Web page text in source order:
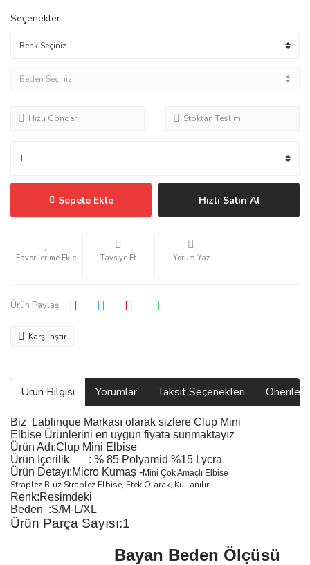
Seçenekler
Hızlı Gönderi Stoktan Teslim
Sepete Ekle Hızlı Satın Al
Tavsiye Et Yorum Yaz
Ürün Paylaş :
Karşılaştır
Ürün Bilgisi Yorumlar Taksit Seçenekleri
Biz Lablinque Markası olarak sizlere Clup Mini
Elbise Ürünlerini en uygun fiyata sunmaktayız
Ürün Adı:Clup Mini Elbise
Ürün çerilik : % 85 Polyamid %15 Lycra
Ürün Detayı:Micro Kumaş -Mini Çok Amaçlı Elbise
Straplez Bluz Straplez Elbise, Etek Olarak, Kullanılır
Renk:Resimdeki
Beden :S/M-L/XL
Ürün Parça Sayısı:1
Bayan Beden Ölçüsü